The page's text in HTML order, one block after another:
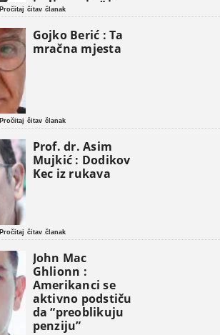
iseljavanja ” iz
Gaze
Pročitaj čitav članak
Gojko Berić : Ta
mračna mjesta
Pročitaj čitav članak
Prof. dr. Asim
Mujkić : Dodikov
Kec iz rukava
Pročitaj čitav članak
John Mac
Ghlionn :
Amerikanci se
aktivno podstiču
da “preoblikuju
penziju”